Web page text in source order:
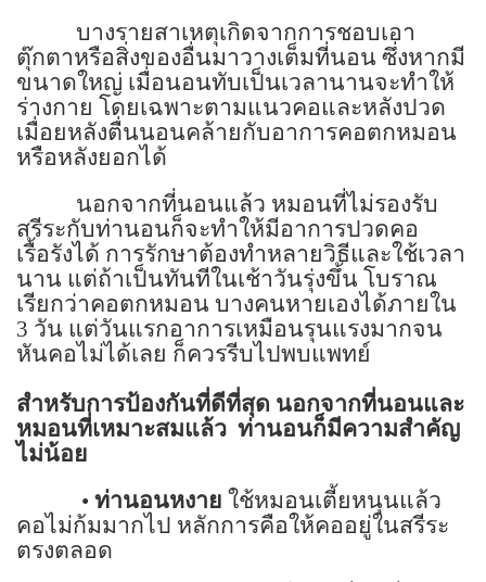
บางรายสาเหตุเกิดจากการชอบเอา
ตุ๊กตาหรือสิ่งของอื่นมาวางเต็มที่นอน ซึ่งหากมี
ขนาดใหญ่ เมื่อนอนทับเป็นเวลานานจะทำให้
ร่างกาย โดยเฉพาะตามแนวคอและหลังปวด
เมื่อยหลังตื่นนอนคล้ายกับอาการคอตกหมอน
หรือหลังยอกได้
นอกจากที่นอนแล้ว หมอนที่ไม่รองรับ
สรีระกับท่านอนก็จะทำให้มีอาการปวดคอ
เรื้อรังได้ การรักษาต้องทำหลายวิธีและใช้เวลา
นาน แต่ถ้าเป็นทันทีในเช้าวันรุ่งขึ้น โบราณ
เรียกว่าคอตกหมอน บางคนหายเองได้ภายใน
3 วัน แต่วันแรกอาการเหมือนรุนแรงมากจน
หันคอไม่ได้เลย ก็ควรรีบไปพบแพทย์
สำหรับการป้องกันที่ดีที่สุด นอกจากที่นอนและ
หมอนที่เหมาะสมแล้ว ท่านอนก็มีความสำคัญ
ไม่น้อย
• ท่านอนหงาย ใช้หมอนเตี้ยหนุนแล้ว
คอไม่ก้มมากไป หลักการคือให้คออยู่ในสรีระ
ตรงตลอด